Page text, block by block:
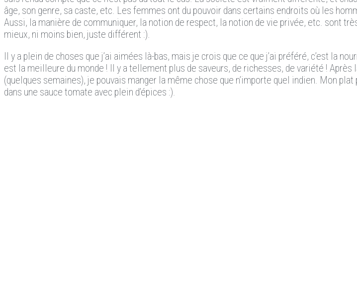
âge, son genre, sa caste, etc. Les femmes ont du pouvoir dans certains endroits où les
Aussi, la manière de communiquer, la notion de respect, la notion de vie privée, etc. sont
mieux, ni moins bien, juste différent :).
Il y a plein de choses que j’ai aimées là-bas, mais je crois que ce que j’ai préféré, c’est la
est la meilleure du monde ! Il y a tellement plus de saveurs, de richesses, de variété ! Après
(quelques semaines), je pouvais manger la même chose que n’importe quel indien. Mon
dans une sauce tomate avec plein d’épices :).